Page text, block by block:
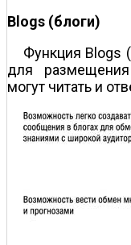
Blogs (блоги)
Функция Blogs
для
могут читать и